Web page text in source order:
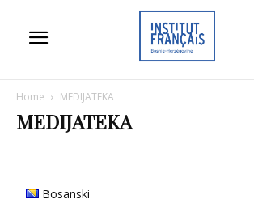
Home MEDIJATEKA
MEDIJATEKA
Bosanski